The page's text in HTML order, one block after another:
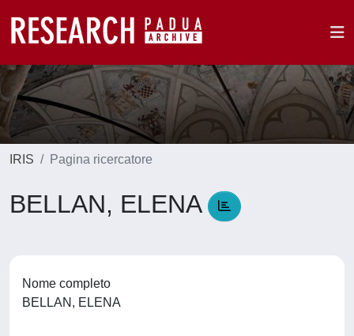
IRIS Pagina ricercatore
BELLAN, ELENA
Nome completo
BELLAN, ELENA